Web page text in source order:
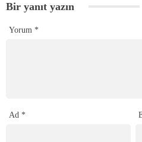
Bir yanıt yazın
Yorum *
Ad *